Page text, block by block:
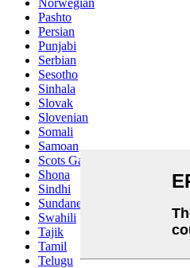
Norwegian
Pashto
Persian
Punjabi
Serbian
Sesotho
Sinhala
Slovak
Slovenian
Somali
Samoan
Scots Gaelic
Shona
Sindhi
Sundanese
Swahili
Tajik
Tamil
Telugu